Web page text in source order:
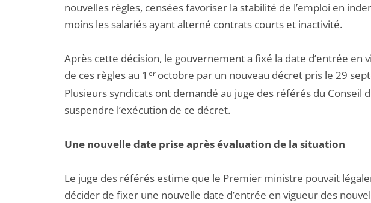
nouvelles règles, censées favoriser la stabilité de l’emploi en
moins les salariés ayant alterné contrats courts et inactivité.
Après cette décision, le gouvernement a fixé la date d’entrée en
de ces règles au 1 eroctobre par un nouveau décret pris le 29
Plusieurs syndicats ont demandé au juge des référés du Conseil
suspendre l’exécution de ce décret.
Une nouvelle date prise après évaluation de la situation
Le juge des référés estime que le Premier ministre pouvait
décider de fixer une nouvelle date d’entrée en vigueur des